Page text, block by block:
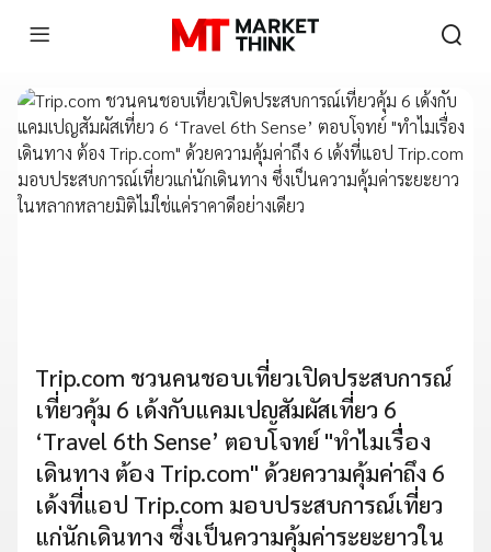
Trip.com ชวนคนชอบเที่ยวเปิดประสบการณ์
เที่ยวคุ้ม 6 เด้งกับแคมเปญสัมผัสเที่ยว 6
‘Travel 6th Sense’ ตอบโจทย์ "ทำไมเรื่อง
เดินทาง ต้อง Trip.com" ด้วยความคุ้มค่าถึง 6
เด้งที่แอป Trip.com มอบประสบการณ์เที่ยว
แก่นักเดินทาง ซึ่งเป็นความคุ้มค่าระยะยาวใน